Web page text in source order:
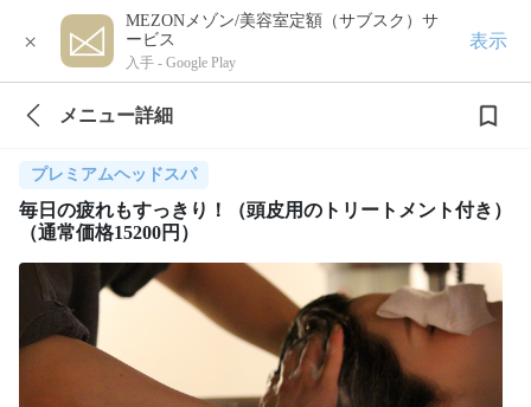
×
MEZONメゾン/美容室定額（サブスク）サ
ービス
入手 - Google Play
表示
メニュー詳細
プレミアムヘッドスパ
毎日の疲れもすっきり！（頭皮用のトリートメント付き）
（通常価格15200円）